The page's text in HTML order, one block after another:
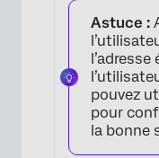
Astuce :
pouvez
pour
la bonne